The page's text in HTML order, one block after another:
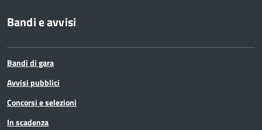
Bandi e avvisi
Bandi di gara
Avvisi pubblici
Concorsi e selezioni
In scadenza